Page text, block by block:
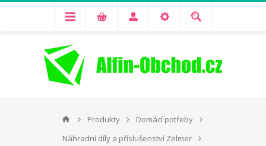
Produkty
Domácí potřeby
Náhradní díly a příslušenství Zelmer